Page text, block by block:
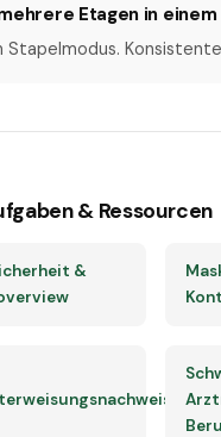
Etagen in
Stapelmodus.
& Ressourcen
&